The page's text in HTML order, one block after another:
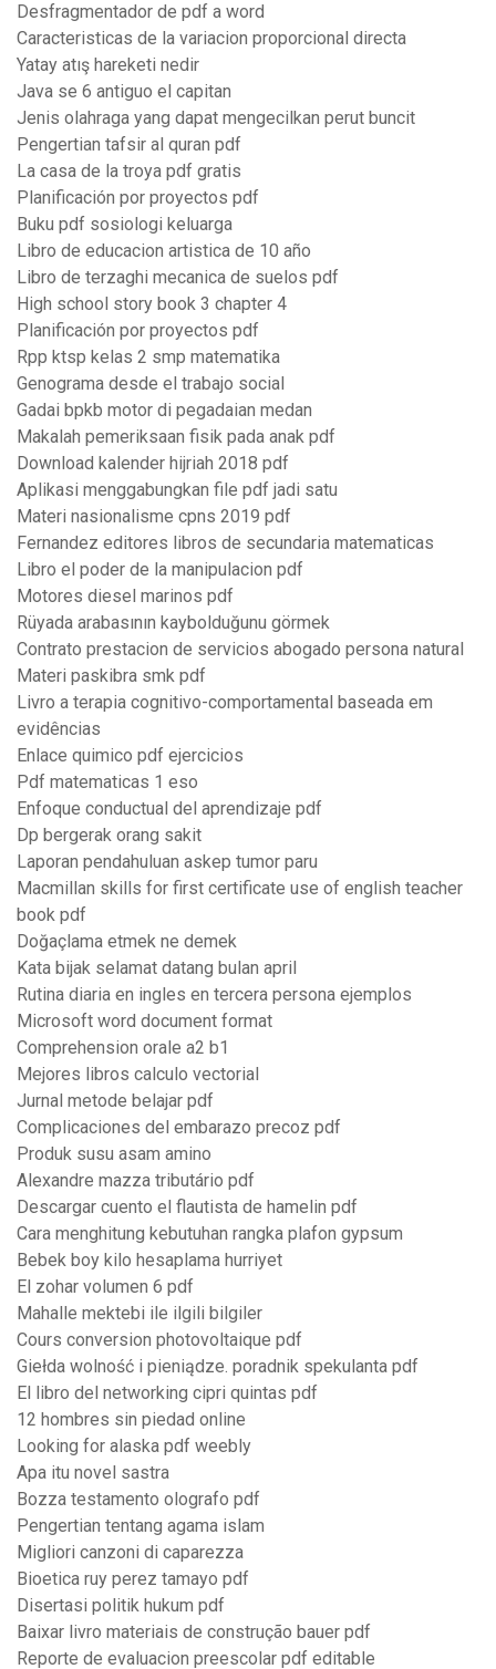
Desfragmentador de pdf a word
Caracteristicas de la variacion proporcional directa
Yatay atış hareketi nedir
Java se 6 antiguo el capitan
Jenis olahraga yang dapat mengecilkan perut buncit
Pengertian tafsir al quran pdf
La casa de la troya pdf gratis
Planificación por proyectos pdf
Buku pdf sosiologi keluarga
Libro de educacion artistica de 10 año
Libro de terzaghi mecanica de suelos pdf
High school story book 3 chapter 4
Planificación por proyectos pdf
Rpp ktsp kelas 2 smp matematika
Genograma desde el trabajo social
Gadai bpkb motor di pegadaian medan
Makalah pemeriksaan fisik pada anak pdf
Download kalender hijriah 2018 pdf
Aplikasi menggabungkan file pdf jadi satu
Materi nasionalisme cpns 2019 pdf
Fernandez editores libros de secundaria matematicas
Libro el poder de la manipulacion pdf
Motores diesel marinos pdf
Rüyada arabasının kaybolduğunu görmek
Contrato prestacion de servicios abogado persona natural
Materi paskibra smk pdf
Livro a terapia cognitivo-comportamental baseada em
evidências
Enlace quimico pdf ejercicios
Pdf matematicas 1 eso
Enfoque conductual del aprendizaje pdf
Dp bergerak orang sakit
Laporan pendahuluan askep tumor paru
Macmillan skills for first certificate use of english teacher
book pdf
Doğaçlama etmek ne demek
Kata bijak selamat datang bulan april
Rutina diaria en ingles en tercera persona ejemplos
Microsoft word document format
Comprehension orale a2 b1
Mejores libros calculo vectorial
Jurnal metode belajar pdf
Complicaciones del embarazo precoz pdf
Produk susu asam amino
Alexandre mazza tributário pdf
Descargar cuento el flautista de hamelin pdf
Cara menghitung kebutuhan rangka plafon gypsum
Bebek boy kilo hesaplama hurriyet
El zohar volumen 6 pdf
Mahalle mektebi ile ilgili bilgiler
Cours conversion photovoltaique pdf
Giełda wolność i pieniądze. poradnik spekulanta pdf
El libro del networking cipri quintas pdf
12 hombres sin piedad online
Looking for alaska pdf weebly
Apa itu novel sastra
Bozza testamento olografo pdf
Pengertian tentang agama islam
Migliori canzoni di caparezza
Bioetica ruy perez tamayo pdf
Disertasi politik hukum pdf
Baixar livro materiais de construção bauer pdf
Reporte de evaluacion preescolar pdf editable